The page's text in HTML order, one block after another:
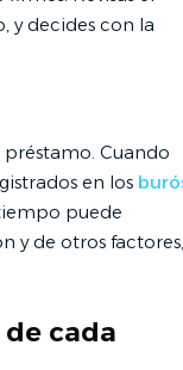
y decides con la
Cuando
en los
puede
y de otros factores,
cada